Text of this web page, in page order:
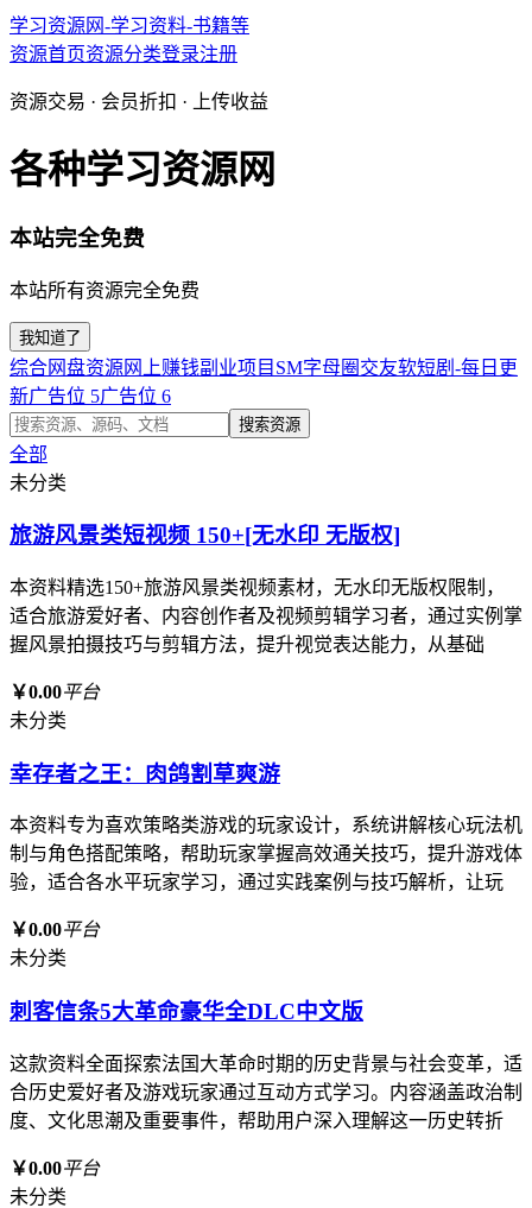
学习资源网-学习资料-书籍等
资源首页资源分类登录注册
资源交易 · 会员折扣 · 上传收益
各种学习资源网
本站完全免费
本站所有资源完全免费
我知道了
综合网盘资源 网上赚钱副业项目 SM字母圈交友软短剧-每日更
新广告位 5广告位 6
搜索资源
全部
未分类
旅游风景类短视频 150+[无水印 无版权]
本资料精选150+旅游风景类视频素材，无水印无版权限制，
适合旅游爱好者、内容创作者及视频剪辑学习者，通过实例掌
握风景拍摄技巧与剪辑方法，提升视觉表达能力，从基础
￥0.00平台
未分类
幸存者之王：肉鸽割草爽游
本资料专为喜欢策略类游戏的玩家设计，系统讲解核心玩法机
制与角色搭配策略，帮助玩家掌握高效通关技巧，提升游戏体
验，适合各水平玩家学习，通过实践案例与技巧解析，让玩
￥0.00平台
未分类
刺客信条5大革命豪华全DLC中文版
这款资料全面探索法国大革命时期的历史背景与社会变革，适
合历史爱好者及游戏玩家通过互动方式学习。内容涵盖政治制
度、文化思潮及重要事件，帮助用户深入理解这一历史转折
￥0.00平台
未分类